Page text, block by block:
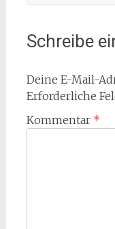
Schreibe
Deine E-Mail-
Erforderliche
Kommentar *